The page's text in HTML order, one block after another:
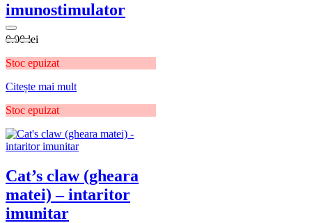
imunostimulator
0.00lei
Stoc epuizat
Citește mai mult
Stoc epuizat
Cat’s claw (gheara
matei) – intaritor
imunitar